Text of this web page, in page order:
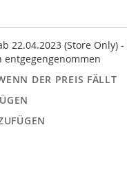
22.04.2023 (Store Only)
DER PREIS FÄLLT